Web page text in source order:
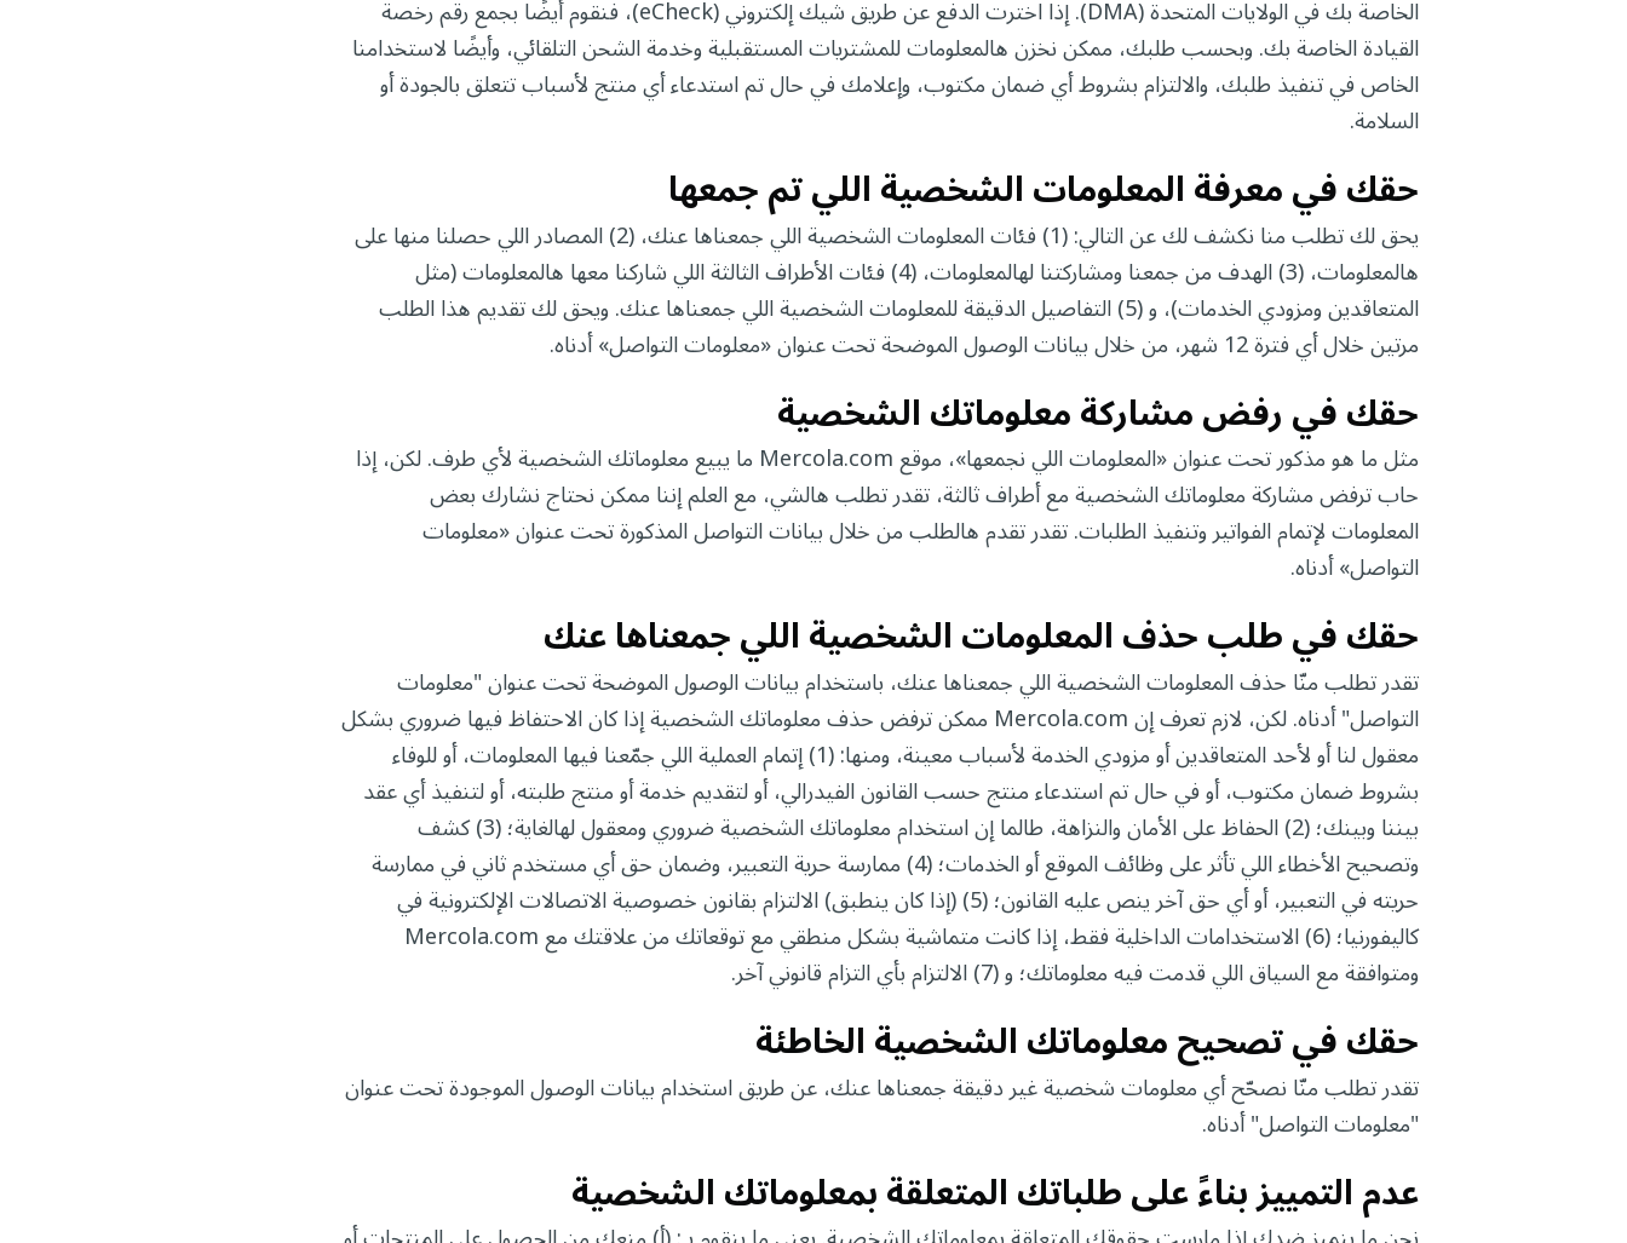
الخاصة بك في الولايات المتحدة (DMA). إذا اخترت الدفع عن طريق شيك إلكتروني (eCheck)، فنقوم أيضًا بجمع رقم رخصة
القيادة الخاصة بك. وبحسب طلبك، ممكن نخزن هالمعلومات للمشتريات المستقبلية وخدمة الشحن التلقائي، وأيضًا لاستخدامنا
الخاص في تنفيذ طلبك، والالتزام بشروط أي ضمان مكتوب، وإعلامك في حال تم استدعاء أي منتج لأسباب تتعلق بالجودة أو
السلامة.
حقك في معرفة المعلومات الشخصية اللي تم جمعها
يحق لك تطلب منا نكشف لك عن التالي: (1) فئات المعلومات الشخصية اللي جمعناها عنك، (2) المصادر اللي حصلنا منها على
هالمعلومات، (3) الهدف من جمعنا ومشاركتنا لهالمعلومات، (4) فئات الأطراف الثالثة اللي شاركنا معها هالمعلومات (مثل
المتعاقدين ومزودي الخدمات)، و (5) التفاصيل الدقيقة للمعلومات الشخصية اللي جمعناها عنك. ويحق لك تقديم هذا الطلب
مرتين خلال أي فترة 12 شهر، من خلال بيانات الوصول الموضحة تحت عنوان «معلومات التواصل» أدناه.
حقك في رفض مشاركة معلوماتك الشخصية
مثل ما هو مذكور تحت عنوان «المعلومات اللي نجمعها»، موقع Mercola.com ما يبيع معلوماتك الشخصية لأي طرف. لكن، إذا
حاب ترفض مشاركة معلوماتك الشخصية مع أطراف ثالثة، تقدر تطلب هالشي، مع العلم إننا ممكن نحتاج نشارك بعض
المعلومات لإتمام الفواتير وتنفيذ الطلبات. تقدر تقدم هالطلب من خلال بيانات التواصل المذكورة تحت عنوان «معلومات
التواصل» أدناه.
حقك في طلب حذف المعلومات الشخصية اللي جمعناها عنك
تقدر تطلب منّا حذف المعلومات الشخصية اللي جمعناها عنك، باستخدام بيانات الوصول الموضحة تحت عنوان "معلومات
التواصل" أدناه. لكن، لازم تعرف إن Mercola.com ممكن ترفض حذف معلوماتك الشخصية إذا كان الاحتفاظ فيها ضروري بشكل
معقول لنا أو لأحد المتعاقدين أو مزودي الخدمة لأسباب معينة، ومنها: (1) إتمام العملية اللي جمّعنا فيها المعلومات، أو للوفاء
بشروط ضمان مكتوب، أو في حال تم استدعاء منتج حسب القانون الفيدرالي، أو لتقديم خدمة أو منتج طلبته، أو لتنفيذ أي عقد
بيننا وبينك؛ (2) الحفاظ على الأمان والنزاهة، طالما إن استخدام معلوماتك الشخصية ضروري ومعقول لهالغاية؛ (3) كشف
وتصحيح الأخطاء اللي تأثر على وظائف الموقع أو الخدمات؛ (4) ممارسة حرية التعبير، وضمان حق أي مستخدم ثاني في ممارسة
حريته في التعبير، أو أي حق آخر ينص عليه القانون؛ (5) (إذا كان ينطبق) الالتزام بقانون خصوصية الاتصالات الإلكترونية في
كاليفورنيا؛ (6) الاستخدامات الداخلية فقط، إذا كانت متماشية بشكل منطقي مع توقعاتك من علاقتك مع Mercola.com
ومتوافقة مع السياق اللي قدمت فيه معلوماتك؛ و (7) الالتزام بأي التزام قانوني آخر.
حقك في تصحيح معلوماتك الشخصية الخاطئة
تقدر تطلب منّا نصحّح أي معلومات شخصية غير دقيقة جمعناها عنك، عن طريق استخدام بيانات الوصول الموجودة تحت عنوان
"معلومات التواصل" أدناه.
عدم التمييز بناءً على طلباتك المتعلقة بمعلوماتك الشخصية